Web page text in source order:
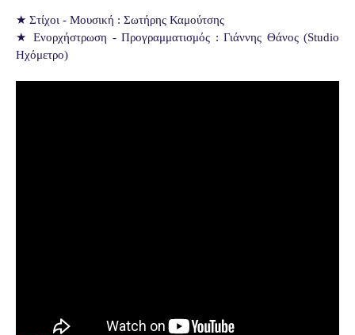
★ Στίχοι - Μουσική : Σωτήρης Καμούτσης
★ Ενορχήστρωση - Προγραμματισμός : Γιάννης Θάνος (Studio
Ηχόμετρο)